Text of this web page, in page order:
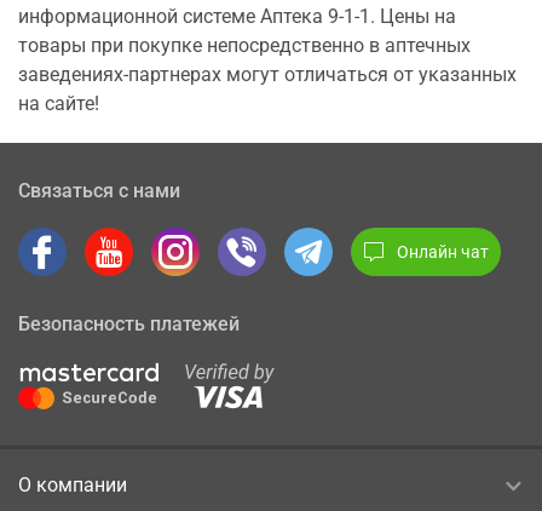
информационной системе Аптека 9-1-1. Цены на
товары при покупке непосредственно в аптечных
заведениях-партнерах могут отличаться от указанных
на сайте!
Связаться с нами
Онлайн чат
Безопасность платежей
О компании